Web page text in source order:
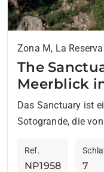
Zona M, La Reserva
The
Meerblick
Sotogrande
Das Sanctuary ist
Sotogrande, die
natürliche
NP1958
Ref.
7